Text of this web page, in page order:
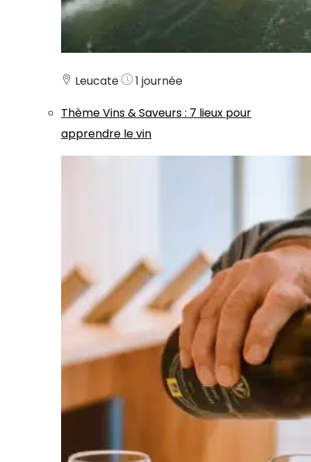
Leucate
1 journée
ThèmeVins & Saveurs: 7 lieux pour
apprendre le vin